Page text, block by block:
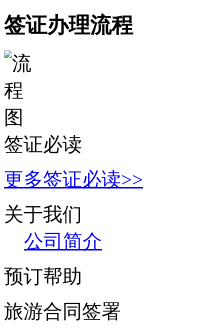
签证办理流程
签证必读
更多签证必读>>
关于我们
公司简介
预订帮助
旅游合同签署